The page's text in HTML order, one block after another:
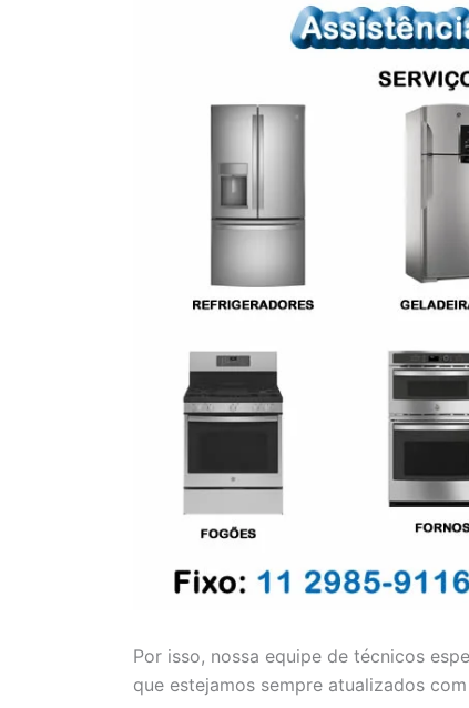
Por isso, nossa equipe de técnicos
que estejamos sempre atualizados